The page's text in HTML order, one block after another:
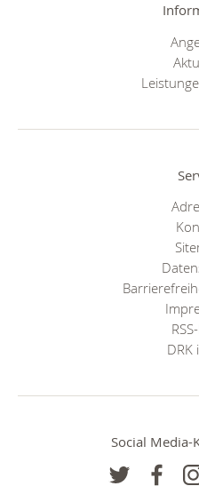
DRK
Social Media-